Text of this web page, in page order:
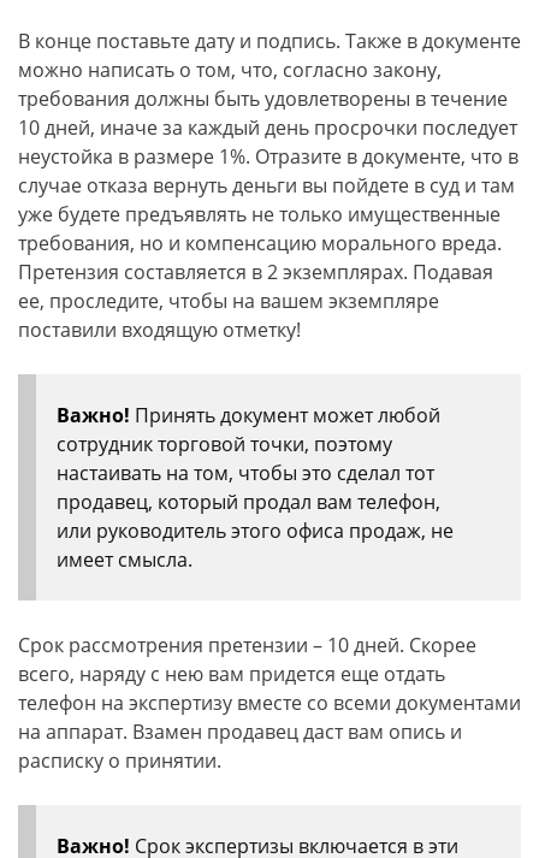
В конце поставьте дату и подпись. Также в документе
можно написать о том, что, согласно закону,
требования должны быть удовлетворены в течение
10 дней, иначе за каждый день просрочки последует
неустойка в размере 1%. Отразите в документе, что в
случае отказа вернуть деньги вы пойдете в суд и там
уже будете предъявлять не только имущественные
требования, но и компенсацию морального вреда.
Претензия составляется в 2 экземплярах. Подавая
ее, проследите, чтобы на вашем экземпляре
поставили входящую отметку!
Важно! Принять документ может любой
сотрудник торговой точки, поэтому
настаивать на том, чтобы это сделал тот
продавец, который продал вам телефон,
или руководитель этого офиса продаж, не
имеет смысла.
Срок рассмотрения претензии – 10 дней. Скорее
всего, наряду с нею вам придется еще отдать
телефон на экспертизу вместе со всеми документами
на аппарат. Взамен продавец даст вам опись и
расписку о принятии.
Важно! Срок экспертизы включается в эти